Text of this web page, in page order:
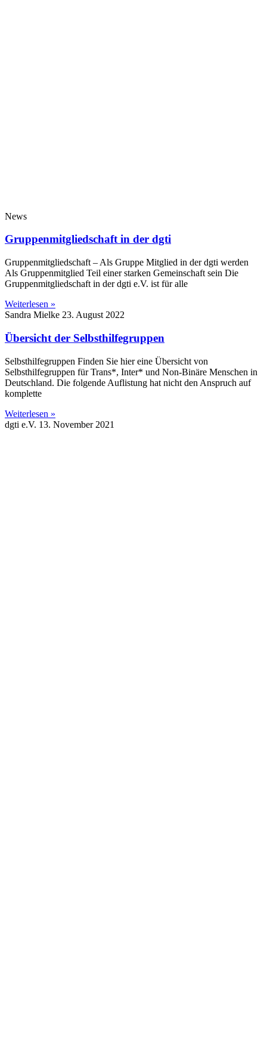
News
Gruppenmitgliedschaft in der dgti
Gruppenmitgliedschaft – Als Gruppe Mitglied in der dgti werden
Als Gruppenmitglied Teil einer starken Gemeinschaft sein Die
Gruppenmitgliedschaft in der dgti e.V. ist für alle
Weiterlesen »
Sandra Mielke 23. August 2022
Übersicht der Selbsthilfegruppen
Selbsthilfegruppen Finden Sie hier eine Übersicht von
Selbsthilfegruppen für Trans*, Inter* und Non-Binäre Menschen in
Deutschland. Die folgende Auflistung hat nicht den Anspruch auf
komplette
Weiterlesen »
dgti e.V. 13. November 2021